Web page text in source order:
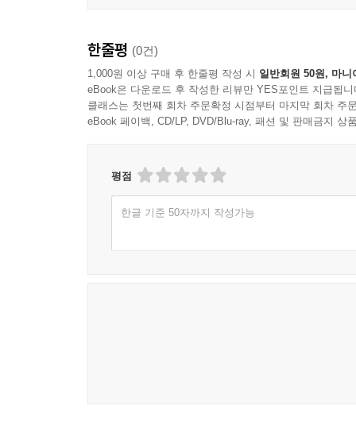
한줄평 (0건)
1,000원 이상 구매 후 한줄평 작성 시 일반회원 50원, 마니
eBook은 다운로드 후 작성한 리뷰만 YES포인트 지급됩니
클래스는 첫번째 회차 주문확정 시점부터 마지막 회차 주
eBook 페이백, CD/LP, DVD/Blu-ray, 패션 및 판매금지 상
평점
한글 기준 50자까지 작성가능